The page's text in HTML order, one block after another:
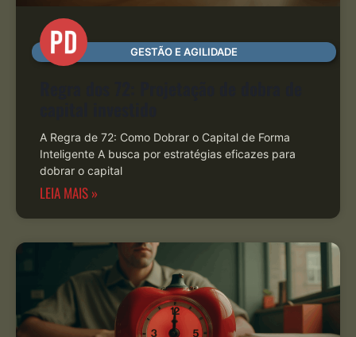
GESTÃO E AGILIDADE
A Regra de 72: Como Dobrar o Capital de Forma
Inteligente A busca por estratégias eficazes para
dobrar o capital
LEIA MAIS »